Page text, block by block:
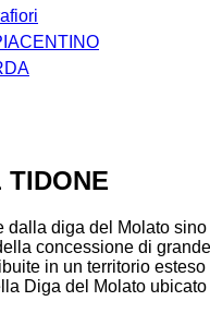
TIDONE
dalla diga del Molato
concessione di
in un territorio
Diga del Molato